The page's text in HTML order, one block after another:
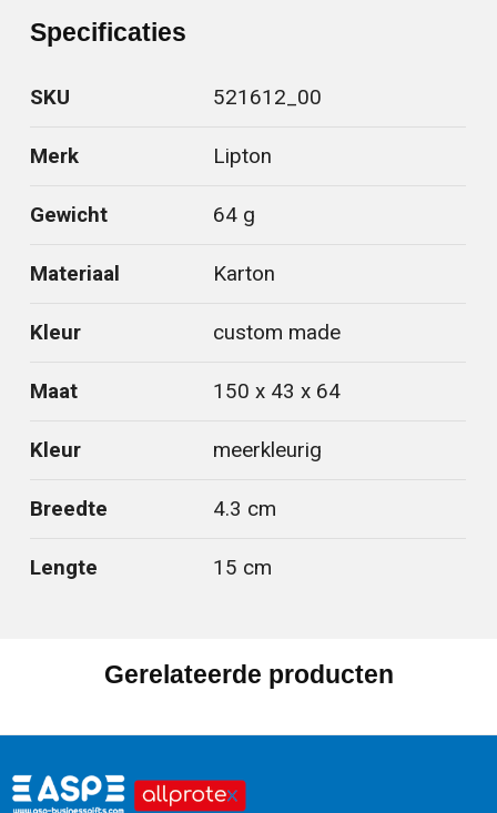
Specificaties
SKU 521612_00
Merk Lipton
Gewicht 64 g
Materiaal Karton
Kleur custom made
Maat 150 x 43 x 64
Kleur meerkleurig
Breedte 4.3 cm
Lengte 15 cm
Gerelateerde producten